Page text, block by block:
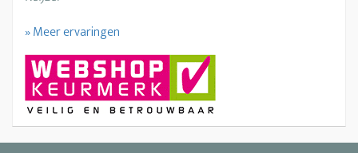
» Meer ervaringen